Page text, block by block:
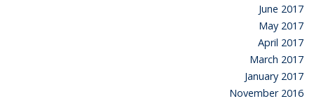
June 2017
May 2017
April 2017
March 2017
January 2017
November 2016